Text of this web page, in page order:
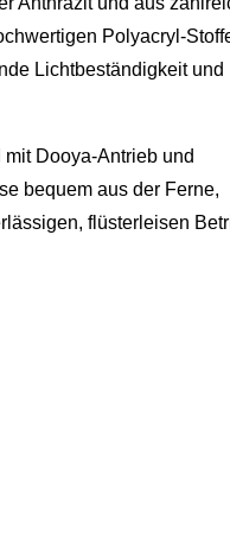
Polyacryl-
Lichtbeständigkeit und
Dooya-Antrieb und
bequem aus der Ferne,
flüsterleisen